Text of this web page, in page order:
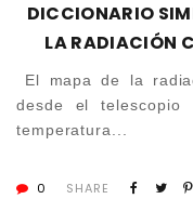
DICCIONARIO
LA RADIACIÓN
El mapa de la
desde el telescopio
temperatura...
0 SHARE